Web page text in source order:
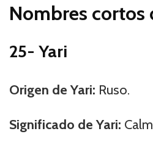
Nombres cortos
25- Yari
Origen de Yari: Ruso.
Significado de Yari: